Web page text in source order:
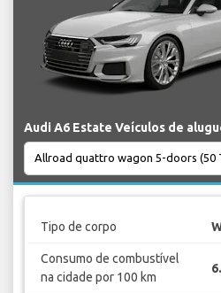
Audi A6 Estate Veículos de
Tipo de corpo
Consumo de combustível
na cidade por 100 km